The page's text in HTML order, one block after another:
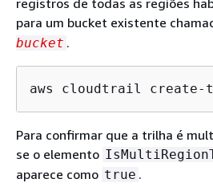
para um bucket existente
bucket .
aws cloudtrail create-
Para confirmar que a trilha é
se o elemento
aparece como true .